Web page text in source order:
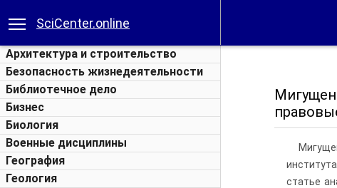
SciCenter.online
Архитектура и строительство
Безопасность жизнедеятельности
Библиотечное дело
Бизнес
Биология
Военные дисциплины
География
Геология
статье